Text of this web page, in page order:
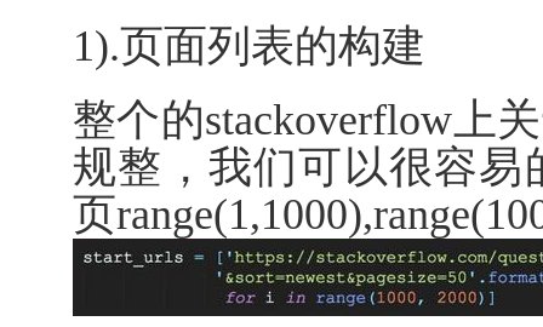
1).页面列表的构建
整个的stackoverflow上
规整，我们可以很容易
页